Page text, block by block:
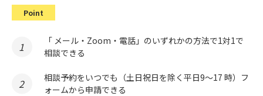
Point
「 メール・Zoom・電話」のいずれかの方法で1対1で
相談できる
相談予約をいつでも（土日祝日を除く平日9～17 時）フ
ォームから申請できる